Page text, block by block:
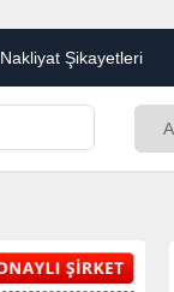
Nakliyat Şikayetleri